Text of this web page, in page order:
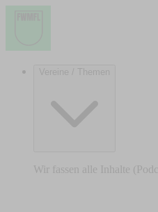
Vereine / Themen
Wir fassen alle Inhalte